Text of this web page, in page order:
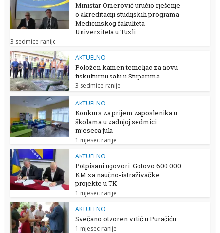
Ministar Omerović uručio rješenje
o akreditaciji studijskih programa
Medicinskog fakulteta
Univerziteta u Tuzli
3 sedmice ranije
AKTUELNO
Položen kamen temeljac za novu
fiskulturnu salu u Stuparima
3 sedmice ranije
AKTUELNO
Konkurs za prijem zaposlenika u
školama u zadnjoj sedmici
mjeseca jula
1 mjesec ranije
AKTUELNO
Potpisani ugovori: Gotovo 600.000
KM za naučno-istraživačke
projekte u TK
1 mjesec ranije
AKTUELNO
Svečano otvoren vrtić u Puračiću
1 mjesec ranije